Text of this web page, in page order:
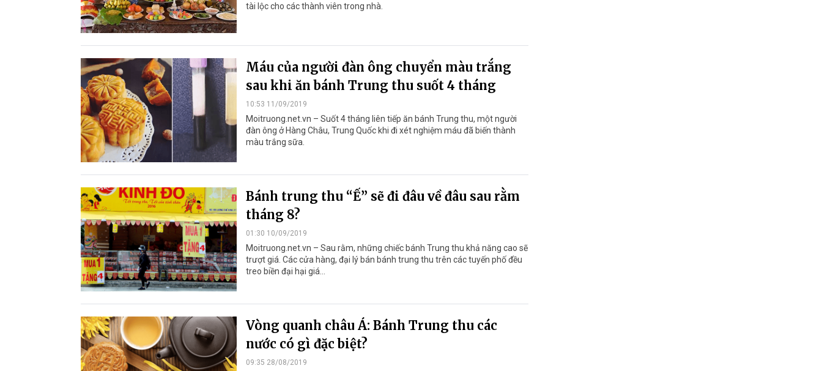
tài lộc cho các thành viên trong nhà.
Máu của người đàn ông chuyển màu trắng
sau khi ăn bánh Trung thu suốt 4 tháng
10:53 11/09/2019
Moitruong.net.vn – Suốt 4 tháng liên tiếp ăn bánh Trung thu, một người
đàn ông ở Hàng Châu, Trung Quốc khi đi xét nghiệm máu đã biến thành
màu trắng sữa.
Bánh trung thu “Ế” sẽ đi đâu về đâu sau rằm
tháng 8?
01:30 10/09/2019
Moitruong.net.vn – Sau rằm, những chiếc bánh Trung thu khả năng cao sẽ
trượt giá. Các cửa hàng, đại lý bán bánh trung thu trên các tuyến phố đều
treo biền đại hại giá…
Vòng quanh châu Á: Bánh Trung thu các
nước có gì đặc biệt?
09:35 28/08/2019